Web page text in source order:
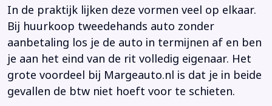
In de praktijk lijken deze vormen veel op elkaar.
Bij huurkoop tweedehands auto zonder
aanbetaling los je de auto in termijnen af en ben
je aan het eind van de rit volledig eigenaar. Het
grote voordeel bij Margeauto.nl is dat je in beide
gevallen de btw niet hoeft voor te schieten.